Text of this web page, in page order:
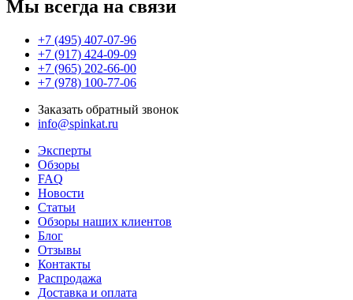
Мы всегда на связи
+7 (495) 407-07-96
+7 (917) 424-09-09
+7 (965) 202-66-00
+7 (978) 100-77-06
Заказать обратный звонок
info@spinkat.ru
Эксперты
Обзоры
FAQ
Новости
Статьи
Обзоры наших клиентов
Блог
Отзывы
Контакты
Распродажа
Доставка и оплата